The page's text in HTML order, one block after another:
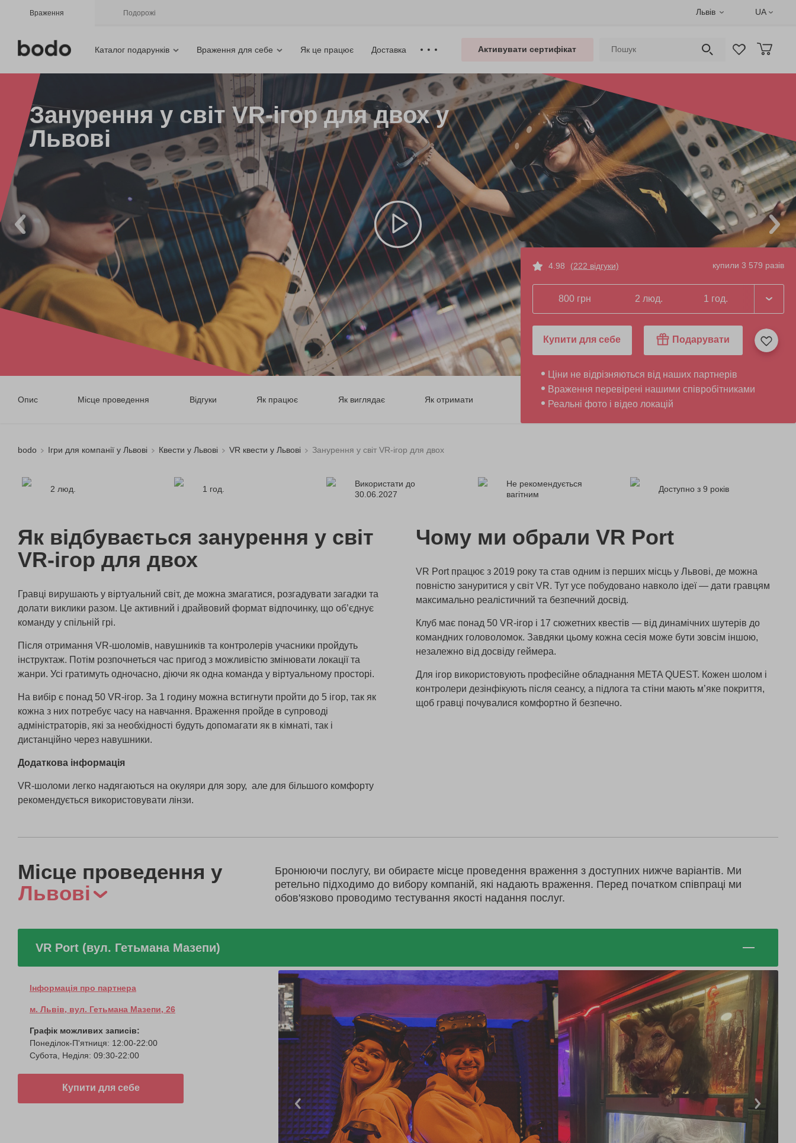
Враження Подорожі Львів UA
Каталог подарунків Враження для себе Як це працює Доставка Активувати сертифікат
Занурення у світ VR-ігор для двох у
Львові
Опис Місце проведення Відгуки Як працює Як виглядає Як отримати
4.98 (222 відгуки) купили 3 579 разів
800 грн 2 люд. 1 год.
Купити для себе Подарувати
Ціни не відрізняються від наших партнерів
Враження перевірені нашими співробітниками
Реальні фото і відео локацій
bodo Ігри для компанії у Львові Квести у Львові VR квести у Львові Занурення у світ VR-ігор для двох
2 люд. 1 год.
Використати до
30.06.2027
Не рекомендується
вагітним
Доступно з 9 років
Як відбувається занурення у світ
VR-ігор для двох
Гравці вирушають у віртуальний світ, де можна змагатися, розгадувати загадки та
долати виклики разом. Це активний і драйвовий формат відпочинку, що об’єднує
команду у спільній грі.
Після отримання VR-шоломів, навушників та контролерів учасники пройдуть
інструктаж. Потім розпочнеться час пригод з можливістю змінювати локації та
жанри. Усі гратимуть одночасно, діючи як одна команда у віртуальному просторі.
На вибір є понад 50 VR-ігор. За 1 годину можна встигнути пройти до 5 ігор, так як
кожна з них потребує часу на навчання. Враження пройде в супроводі
адміністраторів, які за необхідності будуть допомагати як в кімнаті, так і
дистанційно через навушники.
Додаткова інформація
VR-шоломи легко надягаються на окуляри для зору, але для більшого комфорту
рекомендується використовувати лінзи.
Чому ми обрали VR Port
VR Port працює з 2019 року та став одним із перших місць у Львові, де можна
повністю зануритися у світ VR. Тут усе побудовано навколо ідеї — дати гравцям
максимально реалістичний та безпечний досвід.
Клуб має понад 50 VR-ігор і 17 сюжетних квестів — від динамічних шутерів до
командних головоломок. Завдяки цьому кожна сесія може бути зовсім іншою,
незалежно від досвіду геймера.
Для ігор використовують професійне обладнання META QUEST. Кожен шолом і
контролери дезінфікують після сеансу, а підлога та стіни мають м’яке покриття,
щоб гравці почувалися комфортно й безпечно.
Місце проведення у
Львові
Бронюючи послугу, ви обираєте місце проведення враження з доступних нижче варіантів. Ми
ретельно підходимо до вибору компаній, які надають враження. Перед початком співпраці ми
обов'язково проводимо тестування якості надання послуг.
VR Port (вул. Гетьмана Мазепи)
Інформація про партнера
м. Львів, вул. Гетьмана Мазепи, 26
Графік можливих записів:
Понеділок-П'ятниця: 12:00-22:00
Субота, Неділя: 09:30-22:00
Купити для себе